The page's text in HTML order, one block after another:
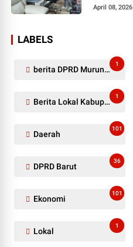
April 08, 2026
LABELS
berita DPRD Murung Raya
1
Berita Lokal Kabupaten Barito Utara
1
Daerah
101
DPRD Barut
36
Ekonomi
101
Lokal
1